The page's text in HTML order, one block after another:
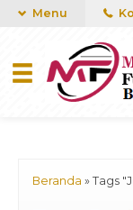
Menu
Beranda » Tags